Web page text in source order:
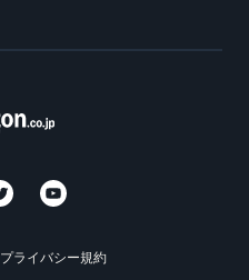
プライバシー規約